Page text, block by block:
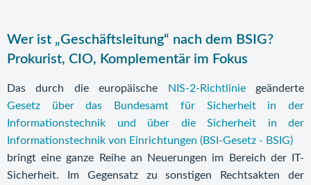
Wer ist „Geschäftsleitung“ nach dem BSIG?
Prokurist, CIO, Komplementär im Fokus
Das durch die europäische NIS-2-Richtliniegeänderte
Gesetz über das Bundesamt für Sicherheit in der
Informationstechnik und über die Sicherheit in der
Informationstechnik von Einrichtungen (BSI-Gesetz - BSIG)
bringt eine ganze Reihe an Neuerungen im Bereich der IT-
Sicherheit. Im Gegensatz zu sonstigen Rechtsakten der